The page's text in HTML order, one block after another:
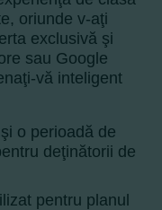
oriunde v-aţi
exclusivă şi
sau Google
vă inteligent
o perioadă de
deţinătorii de
pentru planul